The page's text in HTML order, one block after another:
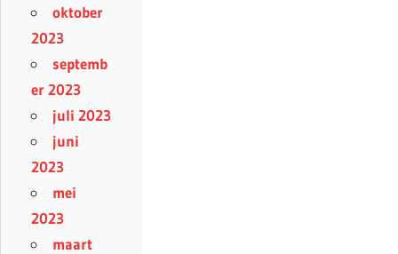
oktober
2023
septemb
er 2023
juli 2023
juni
2023
mei
2023
maart